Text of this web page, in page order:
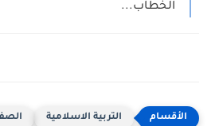
الخطاب...
التربية الاسلامية